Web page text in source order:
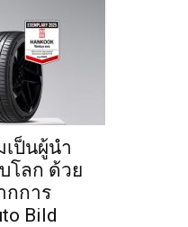
ป็นผู้นำ
โลก ด้วย
กการ
Bild